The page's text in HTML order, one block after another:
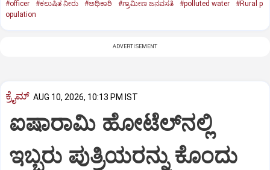
#officer #ಕಲುಷಿತ ನೀರು #ಅಧಿಕಾರಿ #ಗ್ರಾಮೀಣ ಜನವಸತಿ #polluted water
#Rural p
opulation
ADVERTISEMENT
ಕ್ರೈಮ್ AUG 10, 2026, 10:13 PM IST
ಐಷಾರಾಮಿ ಹೋಟೆಲ್‌ನಲ್ಲಿ
ಇಬ್ಬರು ಪುತ್ರಿಯರನ್ನು ಕೊಂದು